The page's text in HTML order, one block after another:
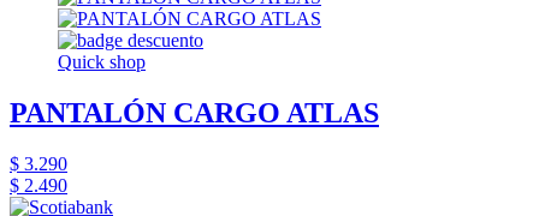
Quick shop
PANTALÓN CARGO ATLAS
$ 3.290
$ 2.490